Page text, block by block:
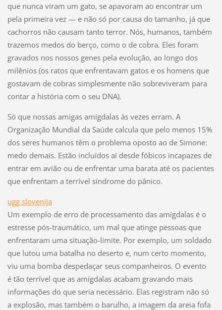
que nunca viram um gato, se apavoram ao encontrar um
pela primeira vez — e não só por causa do tamanho, já que
cachorros não causam tanto terror. Nós, humanos, também
trazemos medos do berço, como o de cobra. Eles foram
gravados nos nossos genes pela evolução, ao longo dos
milênios (os ratos que enfrentavam gatos e os homens que
gostavam de cobras simplesmente não sobreviveram para
contar a história com o seu DNA).
Só que nossas amigas amígdalas às vezes erram. A
Organização Mundial da Saúde calcula que pelo menos 15%
dos seres humanos têm o problema oposto ao de Simone:
medo demais. Estão incluídos aí desde fóbicos incapazes de
entrar em avião ou de enfrentar uma barata até os pacientes
que enfrentam a terrível síndrome do pânico.
ugg slovenija
Um exemplo de erro de processamento das amígdalas é o
estresse pós-traumático, um mal que atinge pessoas que
enfrentaram uma situação-limite. Por exemplo, um soldado
que lutou uma batalha no deserto e, num certo momento,
viu uma bomba despedaçar seus companheiros. O evento
é tão terrível que as amígdalas acabam gravando mais
informações do que seria necessário. Elas registram não só
a explosão, mas também o barulho, a imagem da areia fofa